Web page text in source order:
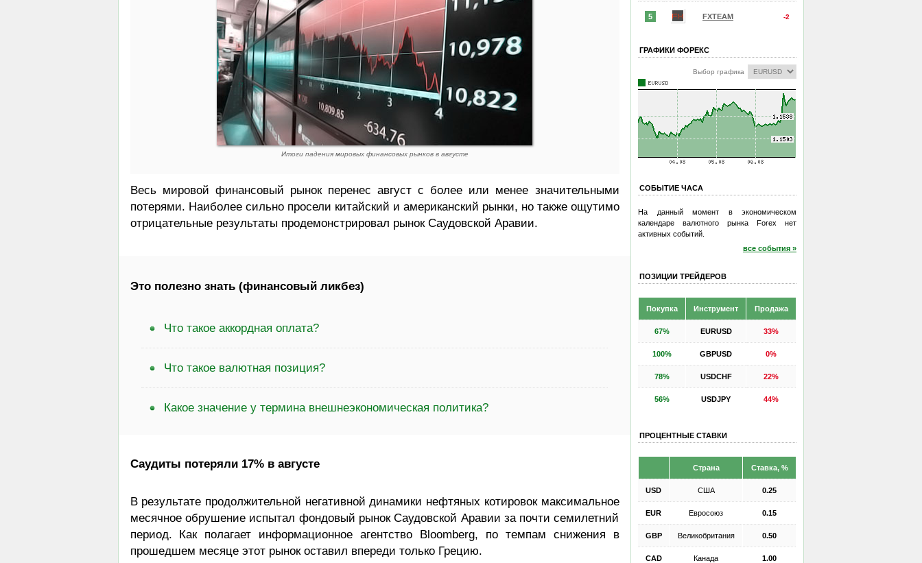
Итоги падения мировых финансовых рынков в августе
Весь мировой финансовый рынок перенес август с более или менее значительными
потерями. Наиболее сильно просели китайский и американский рынки, но также ощутимо
отрицательные результаты продемонстрировал рынок Саудовской Аравии.
Это полезно знать (финансовый ликбез)
Что такое аккордная оплата?
Что такое валютная позиция?
Какое значение у термина внешнеэкономическая политика?
Саудиты потеряли 17% в августе
В результате продолжительной негативной динамики нефтяных котировок максимальное
месячное обрушение испытал фондовый рынок Саудовской Аравии за почти семилетний
период. Как полагает информационное агентство Bloomberg, по темпам снижения в
прошедшем месяце этот рынок оставил впереди только Грецию.
5 FXTEAM -2
ГРАФИКИ ФОРЕКС
Выбор графика
СОБЫТИЕ ЧАСА
На данный момент в экономическом
календаре валютного рынка Forex нет
активных событий.
все события »
ПОЗИЦИИ ТРЕЙДЕРОВ
Покупка Инструмент Продажа
67% EURUSD 33%
100% GBPUSD 0%
78% USDCHF 22%
56% USDJPY 44%
ПРОЦЕНТНЫЕ СТАВКИ
Страна Ставка, %
USD США 0.25
EUR Евросоюз 0.15
GBP Великобритания 0.50
CAD Канада 1.00